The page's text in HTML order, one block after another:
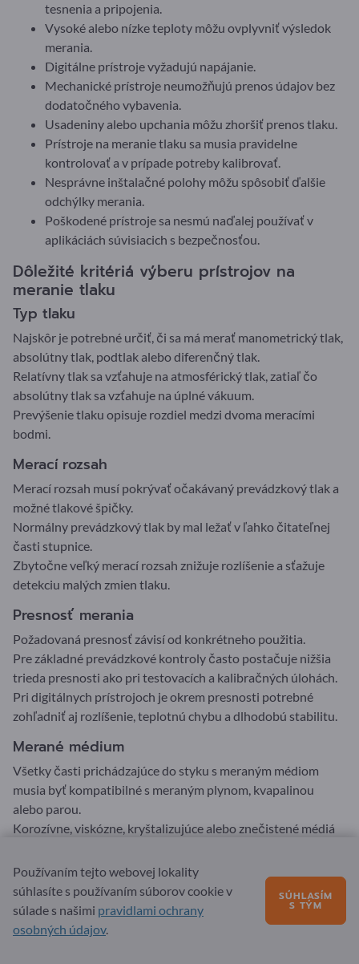
tesnenia a pripojenia.
Vysoké alebo nízke teploty môžu ovplyvniť výsledok
merania.
Digitálne prístroje vyžadujú napájanie.
Mechanické prístroje neumožňujú prenos údajov bez
dodatočného vybavenia.
Usadeniny alebo upchania môžu zhoršiť prenos tlaku.
Prístroje na meranie tlaku sa musia pravidelne
kontrolovať a v prípade potreby kalibrovať.
Nesprávne inštalačné polohy môžu spôsobiť ďalšie
odchýlky merania.
Poškodené prístroje sa nesmú naďalej používať v
aplikáciách súvisiacich s bezpečnosťou.
Dôležité kritériá výberu prístrojov na
meranie tlaku
Typ tlaku
Najskôr je potrebné určiť, či sa má merať manometrický tlak,
absolútny tlak, podtlak alebo diferenčný tlak.
Relatívny tlak sa vzťahuje na atmosférický tlak, zatiaľ čo
absolútny tlak sa vzťahuje na úplné vákuum.
Prevýšenie tlaku opisuje rozdiel medzi dvoma meracími
bodmi.
Merací rozsah
Merací rozsah musí pokrývať očakávaný prevádzkový tlak a
možné tlakové špičky.
Normálny prevádzkový tlak by mal ležať v ľahko čitateľnej
časti stupnice.
Zbytočne veľký merací rozsah znižuje rozlíšenie a sťažuje
detekciu malých zmien tlaku.
Presnosť merania
Požadovaná presnosť závisí od konkrétneho použitia.
Pre základné prevádzkové kontroly často postačuje nižšia
trieda presnosti ako pri testovacích a kalibračných úlohách.
Pri digitálnych prístrojoch je okrem presnosti potrebné
zohľadniť aj rozlíšenie, teplotnú chybu a dlhodobú stabilitu.
Merané médium
Všetky časti prichádzajúce do styku s meraným médiom
musia byť kompatibilné s meraným plynom, kvapalinou
alebo parou.
Korozívne, viskózne, kryštalizujúce alebo znečistené médiá
membránu.
V prípade nebezpečných médií sú potrebné dodatočné
ochranné opatrenia.
Teplota procesu a okolia
Používaním tejto webovej lokality
súhlasíte s používaním súborov cookie v
súlade s našimi pravidlami ochrany
osobných údajov.
SÚHLASÍM
S TÝM